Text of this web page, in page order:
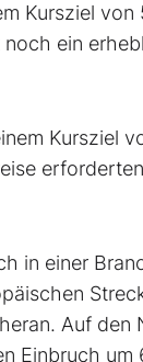
Kursziel von
ein
Kursziel
in einer
Auf den
Einbruch um